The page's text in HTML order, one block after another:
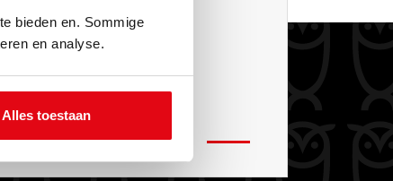
bieden en. Sommige
en analyse.
Alles toestaan
kennismaking tot
MEER INFORMATIE